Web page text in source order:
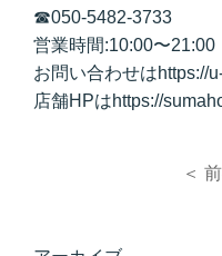
☎050-5482-3733
営業時間:10:00〜21:00
お問い合わせはhttps://
店舗HPはhttps://
＜